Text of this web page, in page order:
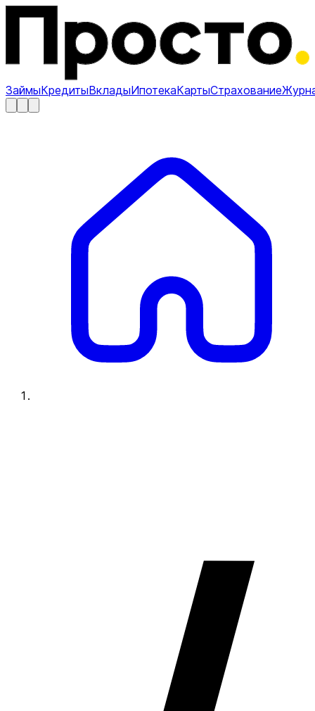
ЗаймыКредитыВкладыИпотекаКартыСтрахование